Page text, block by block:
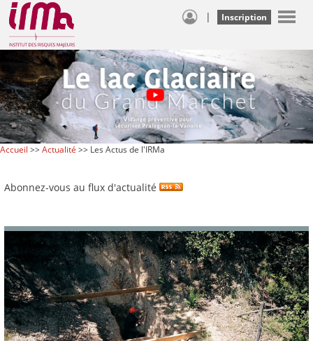
| Inscription
Accueil >>Actualité >> Les Actus de l'IRMa
Abonnez-vous au flux d'actualité